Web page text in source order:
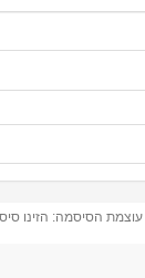
עוצמת הסיסמה: הזינו